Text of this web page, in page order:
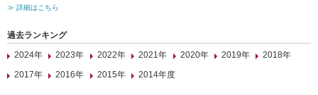
≫ 詳細はこちら
過去ランキング
2024年
2023年 2022年 2021年 2020年 2019年
2018年
2017年
2016年 2015年 2014年度